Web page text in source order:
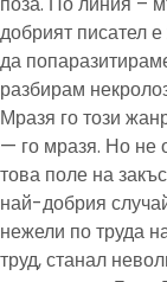
добрият писател
да
разбирам
Мразя го този
— го мразя. Но не
това поле на
най-добрия
нежели по труда
труд, станал